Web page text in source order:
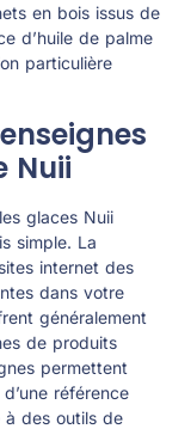
en bois issus de
d’huile de palme
particulière
Nuii
glaces Nuii
simple. La
internet des
dans votre
généralement
de produits
permettent
référence
des outils de